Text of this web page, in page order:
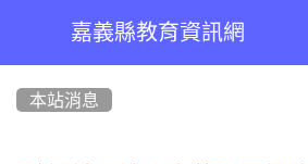
嘉義縣教育資訊網
本站消息